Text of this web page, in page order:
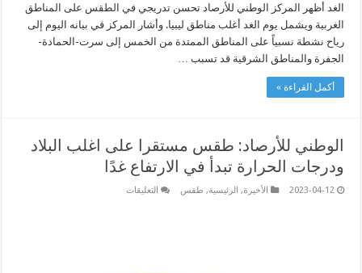
الغد أظهر المركز الوطني للأرصاد تحسن تدريجي في الطقس على المناطق
الغربية ويشمل يوم الغد أغلب مناطق ليبيا. وأشار المركز في بيانه اليوم إلى
رياح نشطة نسبياً على المناطق الممتدة من الخمس إلى سرت-الحمادة-
الجفرة والمناطق الشرقية قد تسبب …
أكمل القراءة »
الوطني للأرصاد: طقس مستقرا على اغلب البلاد
ودرجات الحرارة تبدأ في الارتفاع غدًا
2023-04-12 الأخيرة, الرئيسية, طقس التعليقات